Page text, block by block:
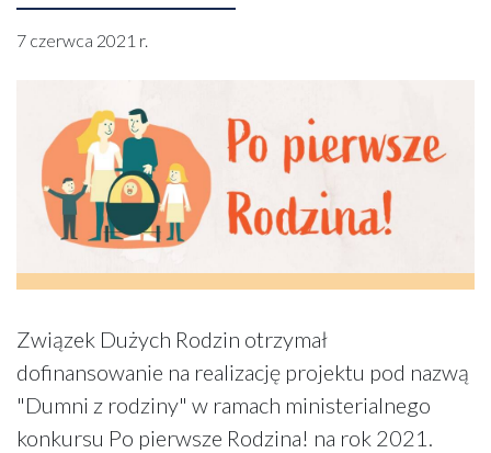
7 czerwca 2021 r.
Związek Dużych Rodzin otrzymał
dofinansowanie na realizację projektu pod nazwą
"Dumni z rodziny" w ramach ministerialnego
konkursu Po pierwsze Rodzina! na rok 2021.